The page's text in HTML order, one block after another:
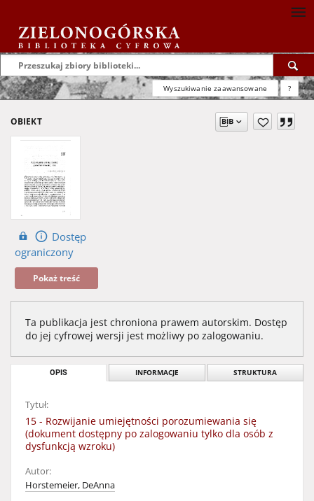
Wyszukiwanie zaawansowane ?
OBIEKT
Dostęp
ograniczony
Pokaż treść
Ta publikacja jest chroniona prawem autorskim. Dostęp
do jej cyfrowej wersji jest możliwy po zalogowaniu.
OPIS INFORMACJE STRUKTURA
Tytuł:
15 - Rozwijanie umiejętności porozumiewania się
(dokument dostępny po zalogowaniu tylko dla osób z
dysfunkcją wzroku)
Autor:
Horstemeier, DeAnna